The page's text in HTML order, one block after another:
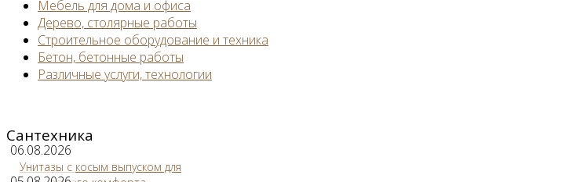
Мебель для дома и офиса
Дерево, столярные работы
Строительное оборудование и техника
Бетон, бетонные работы
Различные услуги, технологии
Сантехника
06.08.2026
Унитазы с косым выпуском для